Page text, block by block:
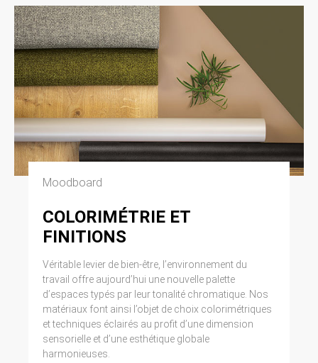
Moodboard
COLORIMÉTRIE ET
FINITIONS
Véritable levier de bien-être, l’environnement du
travail offre aujourd’hui une nouvelle palette
d’espaces typés par leur tonalité chromatique. Nos
matériaux font ainsi l’objet de choix colorimétriques
et techniques éclairés au profit d’une dimension
sensorielle et d’une esthétique globale
harmonieuses.